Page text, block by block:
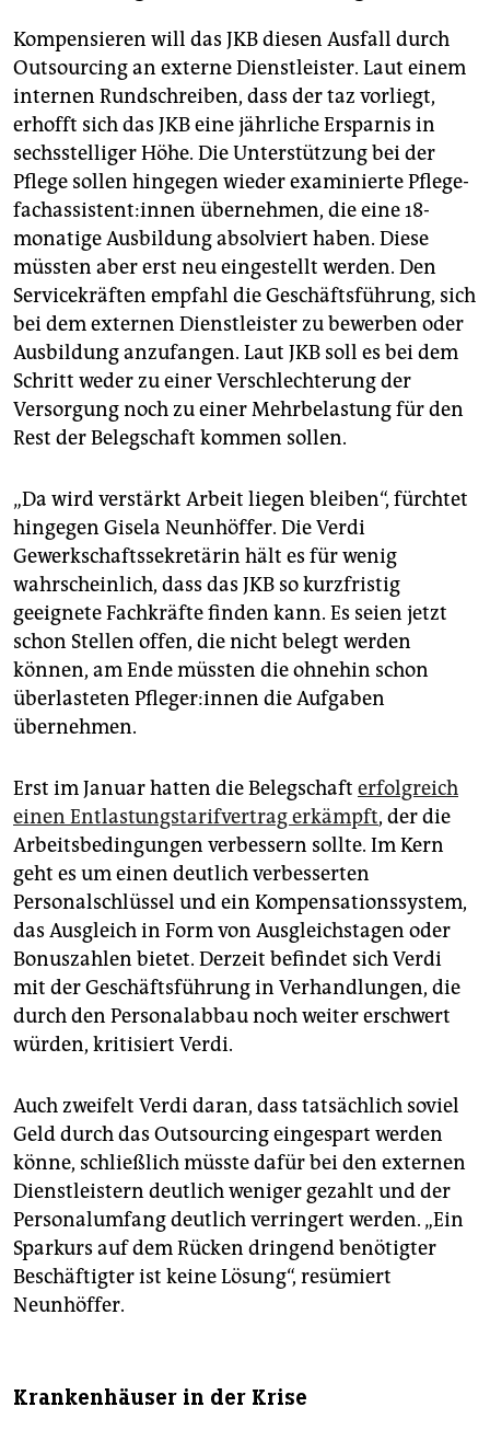
Kompensieren will das JKB diesen Ausfall durch
Outsourcing an externe Dienstleister. Laut einem
internen Rundschreiben, dass der taz vorliegt,
erhofft sich das JKB eine jährliche Ersparnis in
sechsstelliger Höhe. Die Unterstützung bei der
Pflege sollen hingegen wieder examinierte Pfle­ge­
fach­as­sis­ten­t:in­nen übernehmen, die eine 18-
monatige Ausbildung absolviert haben. Diese
müssten aber erst neu eingestellt werden. Den
Servicekräften empfahl die Geschäftsführung, sich
bei dem externen Dienstleister zu bewerben oder
Ausbildung anzufangen. Laut JKB soll es bei dem
Schritt weder zu einer Verschlechterung der
Versorgung noch zu einer Mehrbelastung für den
Rest der Belegschaft kommen sollen.
„Da wird verstärkt Arbeit liegen bleiben“, fürchtet
hingegen Gisela Neunhöffer. Die Verdi
Gewerkschaftssekretärin hält es für wenig
wahrscheinlich, dass das JKB so kurzfristig
geeignete Fachkräfte finden kann. Es seien jetzt
schon Stellen offen, die nicht belegt werden
können, am Ende müssten die ohnehin schon
überlasteten Pfle­ge­r:in­nen die Aufgaben
übernehmen.
Erst im Januar hatten die Belegschaft erfolgreich
einen Entlastungstarifvertrag erkämpft, der die
Arbeitsbedingungen verbessern sollte. Im Kern
geht es um einen deutlich verbesserten
Personalschlüssel und ein Kompensationssystem,
das Ausgleich in Form von Ausgleichstagen oder
Bonuszahlen bietet. Derzeit befindet sich Verdi
mit der Geschäftsführung in Verhandlungen, die
durch den Personalabbau noch weiter erschwert
würden, kritisiert Verdi.
Auch zweifelt Verdi daran, dass tatsächlich soviel
Geld durch das Outsourcing eingespart werden
könne, schließlich müsste dafür bei den externen
Dienstleistern deutlich weniger gezahlt und der
Personalumfang deutlich verringert werden. „Ein
Sparkurs auf dem Rücken dringend benötigter
Beschäftigter ist keine Lösung“, resümiert
Neunhöffer.
Krankenhäuser in der Krise